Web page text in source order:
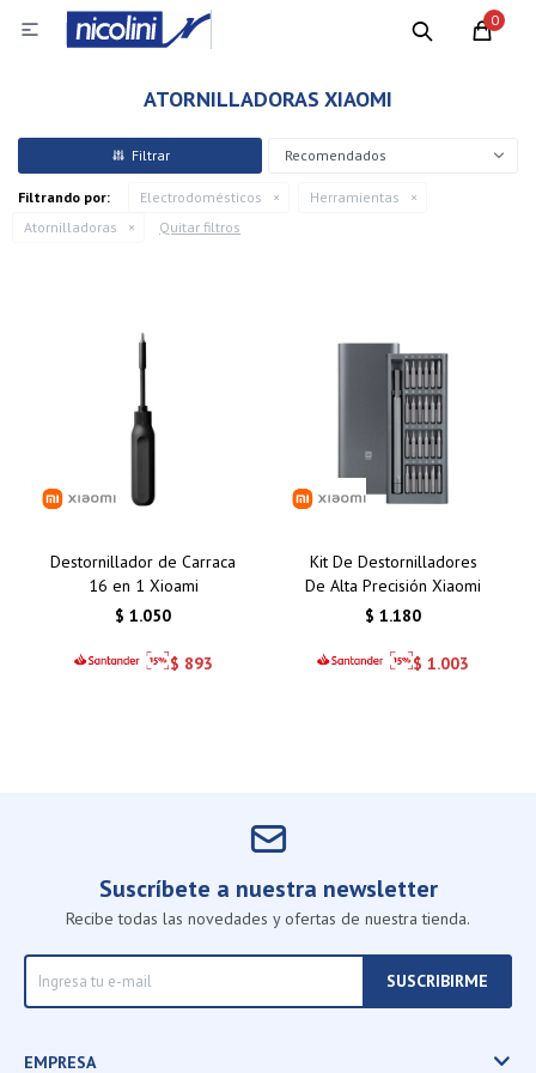
0

ATORNILLADORAS XIAOMI
Recomendados
Filtrando por: Electrodomésticos
Herramientas
Atornilladoras
Quitar filtros
Destornillador de Carraca
16 en 1 Xioami
$ 1.050
$ 893
Kit De Destornilladores
De Alta Precisión Xiaomi
$ 1.180
$ 1.003
Suscríbete a nuestra newsletter
Recibe todas las novedades y ofertas de nuestra tienda.
SUSCRIBIRME
EMPRESA